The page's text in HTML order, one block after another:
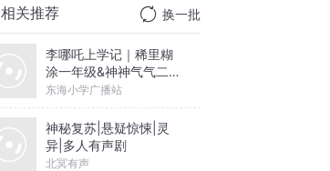
相关推荐 换一批
李哪吒上学记｜稀里糊
涂一年级&神神气气二年
级
东海小学广播站
神秘复苏|悬疑惊悚|灵
异|多人有声剧
北冥有声